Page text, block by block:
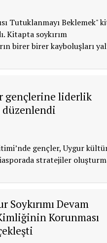
Tutuklanmayı Beklemek"
Kitapta soykırım
birer birer kayboluşları
gençlerine liderlik
düzenlendi
gençler, Uygur
stratejiler
Soykırımı Devam
Korunması